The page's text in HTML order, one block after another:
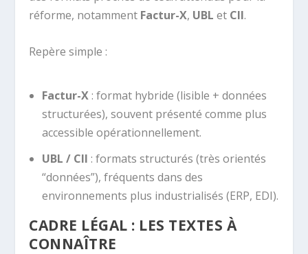
réforme, notamment Factur-X, UBL et CII.
Repère simple :
Factur-X: format hybride (lisible + données
structurées), souvent présenté comme plus
accessible opérationnellement.
UBL / CII : formats structurés (très orientés
“données”), fréquents dans des
environnements plus industrialisés (ERP, EDI).
CADRE LÉGAL : LES TEXTES À
CONNAÎTRE